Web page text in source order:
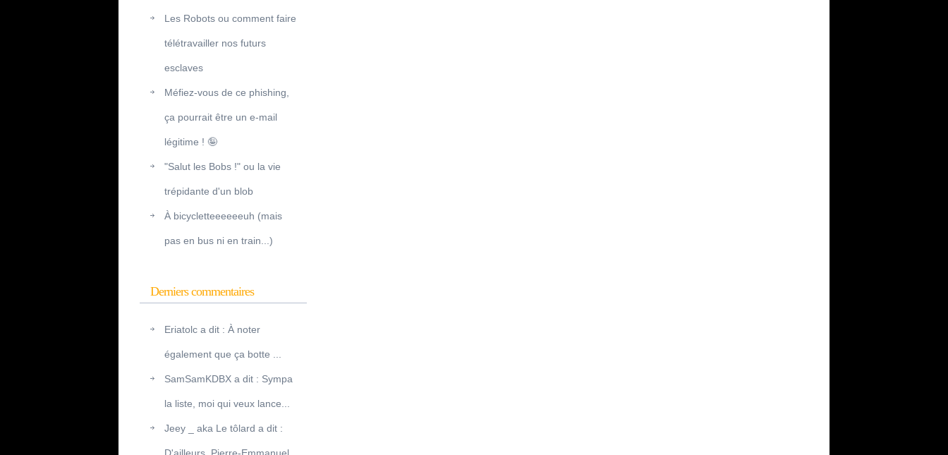
Les Robots ou comment faire
télétravailler nos futurs
esclaves
Méfiez-vous de ce phishing,
ça pourrait être un e-mail
légitime ! 🤪
"Salut les Bobs !" ou la vie
trépidante d'un blob
À bicycletteeeeeeuh (mais
pas en bus ni en train...)
Derniers commentaires
Eriatolc a dit : À noter
également que ça botte ...
SamSamKDBX a dit : Sympa
la liste, moi qui veux lance...
Jeey _ aka Le tôlard a dit :